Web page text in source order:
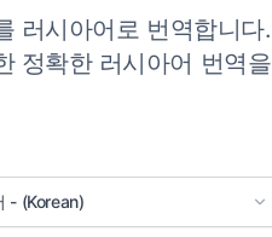
러시아어로 번역합니다.
정확한 러시아어 번역을
- (Korean)